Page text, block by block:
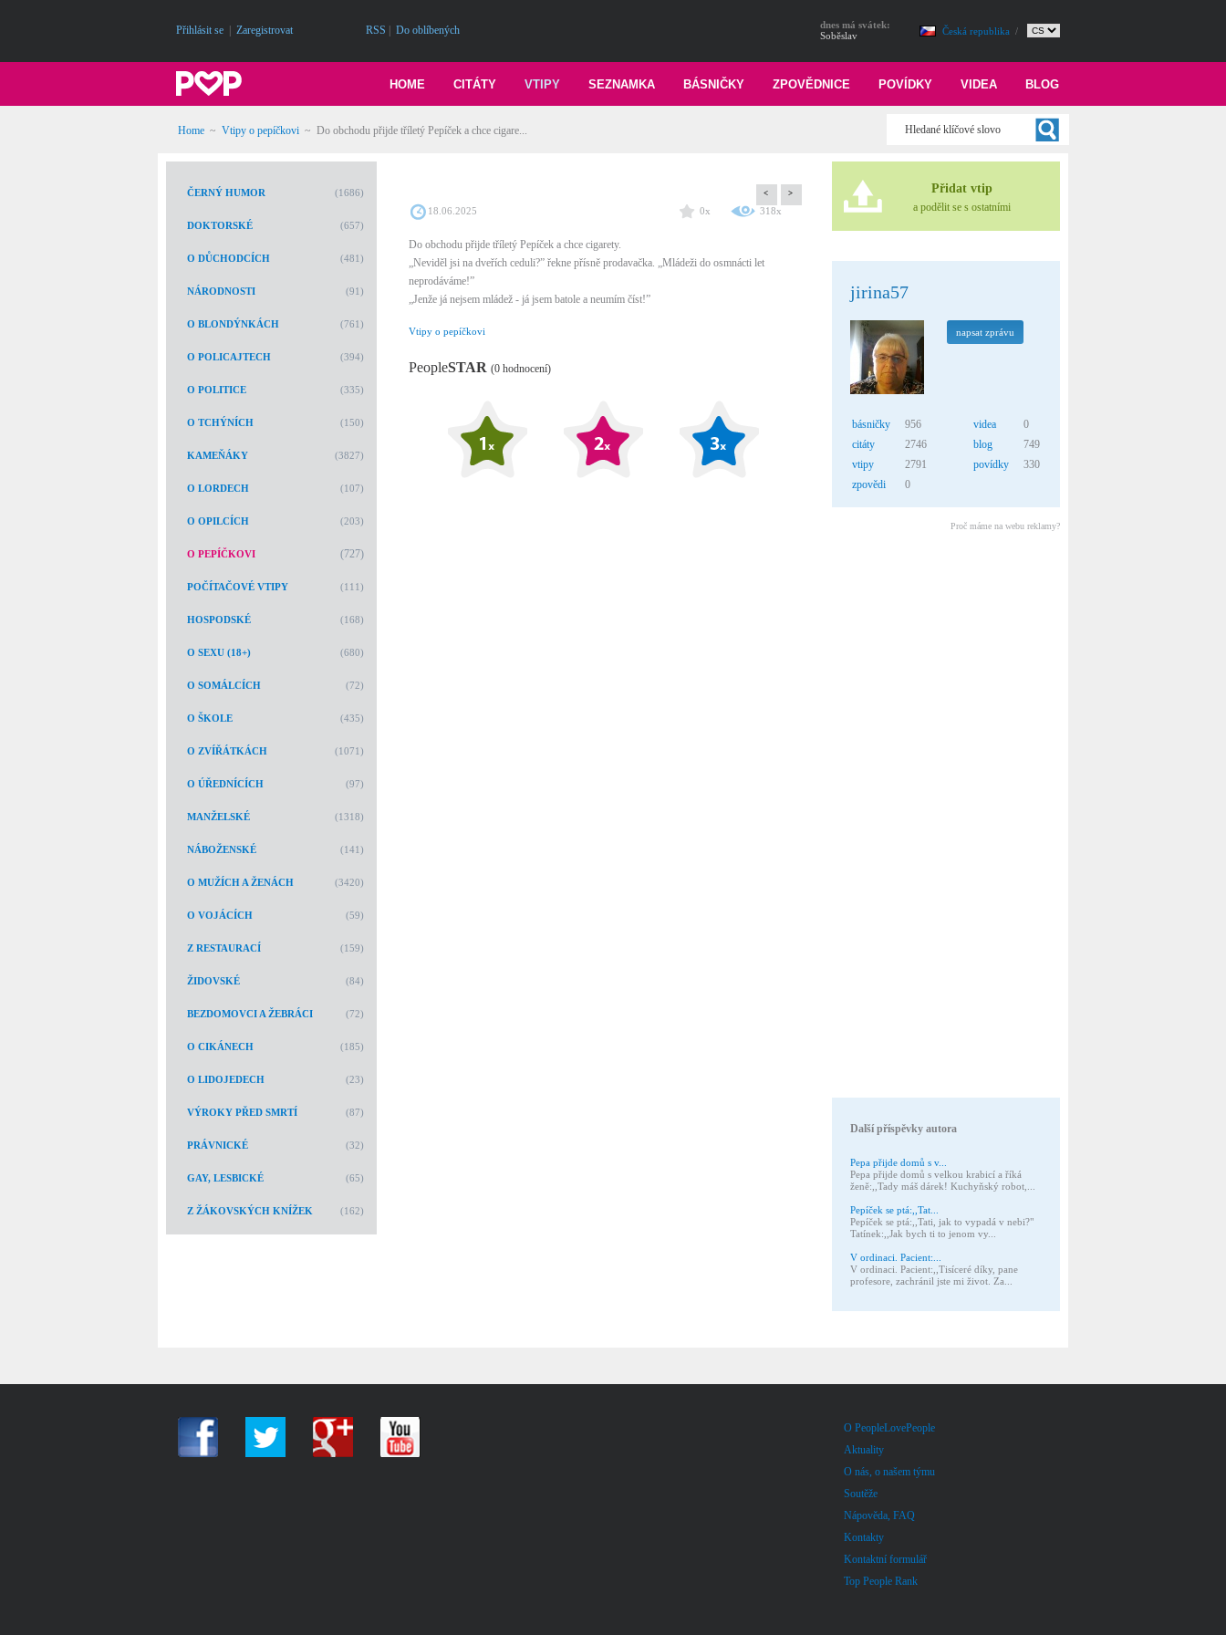
Přihlásit se Zaregistrovat RSS Do oblíbených Česká republika /
dnes má svátek:
Soběslav
BLOG
VIDEA
POVÍDKY
ZPOVĚDNICE
BÁSNIČKY
SEZNAMKA
VTIPY
CITÁTY
HOME
Home ~ Vtipy o pepíčkovi ~ Do obchodu přijde tříletý Pepíček a chce cigare...
ČERNÝ HUMOR (1686)
DOKTORSKÉ (657)
O DŮCHODCÍCH (481)
NÁRODNOSTI (91)
O BLONDÝNKÁCH (761)
O POLICAJTECH (394)
O POLITICE (335)
O TCHÝNÍCH (150)
KAMEŇÁKY (3827)
O LORDECH (107)
O OPILCÍCH (203)
O PEPÍČKOVI (727)
POČÍTAČOVÉ VTIPY (111)
HOSPODSKÉ (168)
O SEXU (18+) (680)
O SOMÁLCÍCH (72)
O ŠKOLE (435)
O ZVÍŘÁTKÁCH (1071)
O ÚŘEDNÍCÍCH (97)
MANŽELSKÉ (1318)
NÁBOŽENSKÉ (141)
O MUŽÍCH A ŽENÁCH (3420)
O VOJÁCÍCH (59)
Z RESTAURACÍ (159)
ŽIDOVSKÉ (84)
BEZDOMOVCI A ŽEBRÁCI (72)
O CIKÁNECH (185)
O LIDOJEDECH (23)
VÝROKY PŘED SMRTÍ (87)
PRÁVNICKÉ (32)
GAY, LESBICKÉ (65)
Z ŽÁKOVSKÝCH KNÍŽEK (162)
< >
18.06.2025 0x 318x
Do obchodu přijde tříletý Pepíček a chce cigarety.
„Neviděl jsi na dveřích ceduli?” řekne přísně prodavačka. „Mládeži do osmnácti let
neprodáváme!”
„Jenže já nejsem mládež - já jsem batole a neumím číst!”
Vtipy o pepíčkovi
PeopleSTAR (0 hodnocení)
Přidat vtip
a podělit se s ostatními
jirina57
napsat zprávu
básničky
956
citáty
2746
vtipy
2791
zpovědi
0
videa
0
blog
749
povídky
330
Proč máme na webu reklamy?
Další příspěvky autora
Pepa přijde domů s v...
Pepa přijde domů s velkou krabicí a říká
ženě:,,Tady máš dárek! Kuchyňský robot,...
Pepíček se ptá:,,Tat...
Pepíček se ptá:,,Tati, jak to vypadá v nebi?"
Tatínek:,,Jak bych ti to jenom vy...
V ordinaci. Pacient:...
V ordinaci. Pacient:,,Tisíceré díky, pane
profesore, zachránil jste mi život. Za...
O PeopleLovePeople
Aktuality
O nás, o našem týmu
Soutěže
Nápověda, FAQ
Kontakty
Kontaktní formulář
Top People Rank